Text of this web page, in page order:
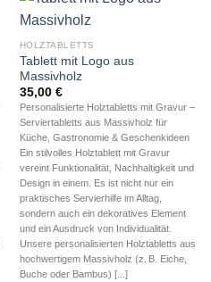
HOLZTABLETTS
Tablett mit Logo aus
Massivholz
35,00 €
Personalisierte Holztabletts mit Gravur –
Serviertabletts aus Massivholz für
Küche, Gastronomie & Geschenkideen
Ein stilvolles Holztablett mit Gravur
vereint Funktionalität, Nachhaltigkeit und
Design in einem. Es ist nicht nur ein
praktisches Servierhilfe im Alltag,
sondern auch ein dekoratives Element
und ein Ausdruck von Individualität.
Unsere personalisierten Holztabletts aus
hochwertigem Massivholz (z. B. Eiche,
Buche oder Bambus) [...]